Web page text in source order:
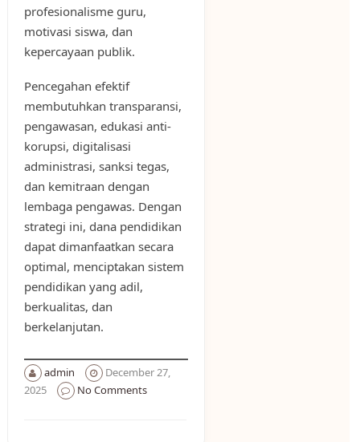
profesionalisme guru,
motivasi siswa, dan
kepercayaan publik.
Pencegahan efektif
membutuhkan transparansi,
pengawasan, edukasi anti-
korupsi, digitalisasi
administrasi, sanksi tegas,
dan kemitraan dengan
lembaga pengawas. Dengan
strategi ini, dana pendidikan
dapat dimanfaatkan secara
optimal, menciptakan sistem
pendidikan yang adil,
berkualitas, dan
berkelanjutan.
admin
December 27,
2025
No Comments